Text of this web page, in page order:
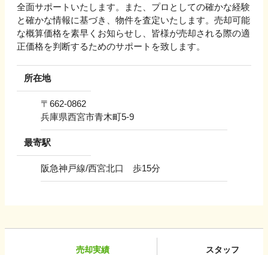
全面サポートいたします。また、プロとしての確かな経験
と確かな情報に基づき、物件を査定いたします。売却可能
な概算価格を素早くお知らせし、皆様が売却される際の適
正価格を判断するためのサポートを致します。
所在地
〒 662-0862
兵庫県西宮市青木町5-9
最寄駅
阪急神戸線/西宮北口 歩15分
売却実績 スタッフ